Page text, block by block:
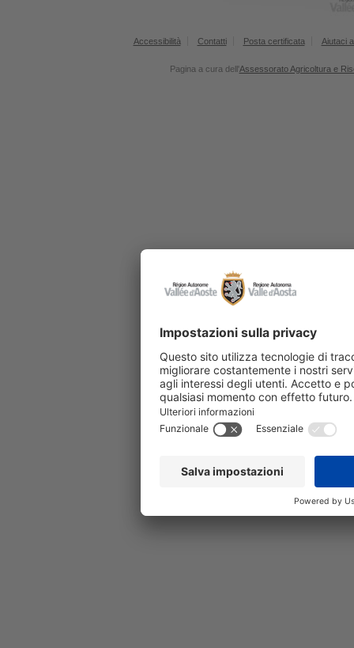
Accessibilità Contatti Posta certificata Aiutaci
Pagina a cura dell'Assessorato Agricoltura e